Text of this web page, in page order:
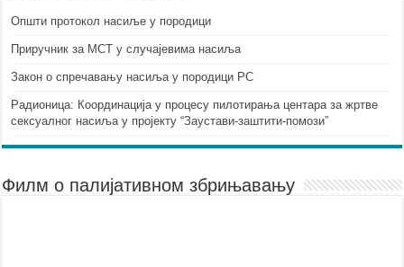
Општи протокол насиље у породици
Приручник за МСТ у случајевима насиља
Закон о спречавању насиља у породици РС
Радионица: Координација у процесу пилотирања центара за жртве
сексуалног насиља у пројекту “Заустави-заштити-помози”
Филм о палијативном збрињавању